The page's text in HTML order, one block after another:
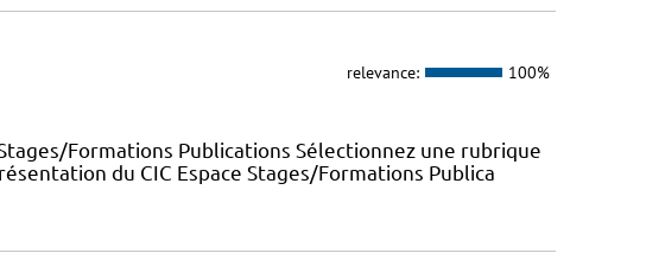
relevance: 100%
Formations Publications Sélectionnez une rubrique
du CIC Espace Stages/Formations Publica